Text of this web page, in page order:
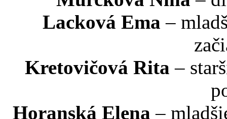
Lacková Ema –
Kretovičová Rita –
Horanská Elena –